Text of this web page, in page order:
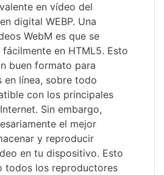
en vídeo del
digital WEBP. Una
WebM es que se
en HTML5. Esto
buen formato para
línea, sobre todo
con los principales
Sin embargo,
el mejor
y reproducir
en tu dispositivo. Esto
todos los reproductores